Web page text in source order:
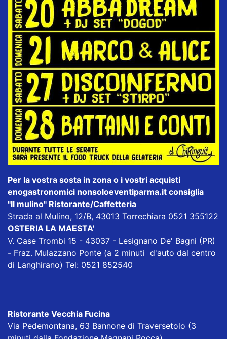
Per la vostra sosta in zona o i vostri acquisti
enogastronomici nonsoloeventiparma.it consiglia
"Il mulino" Ristorante/Caffetteria
Strada al Mulino, 12/B, 43013 Torrechiara 0521 355122
OSTERIA LA MAESTA'
V. Case Trombi 15 - 43037 - Lesignano De' Bagni (PR)
- Fraz. Mulazzano Ponte (a 2 minuti d'auto dal centro
di Langhirano) Tel: 0521 852540
Ristorante Vecchia Fucina
Via Pedemontana, 63 Bannone di Traversetolo (3